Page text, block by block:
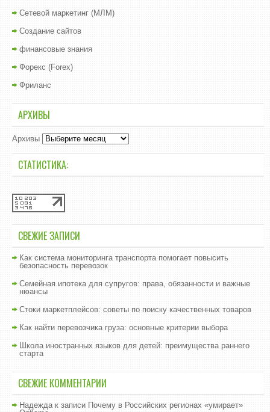
Сетевой маркетинг (МЛМ)
Создание сайтов
финансовые знания
Форекс (Forex)
Фриланс
АРХИВЫ
Архивы
СТАТИСТИКА:
СВЕЖИЕ ЗАПИСИ
Как система мониторинга транспорта помогает повысить
безопасность перевозок
Семейная ипотека для супругов: права, обязанности и важные
нюансы
Стоки маркетплейсов: советы по поиску качественных товаров
Как найти перевозчика груза: основные критерии выбора
Школа иностранных языков для детей: преимущества раннего
старта
СВЕЖИЕ КОММЕНТАРИИ
Надеждак записи Почему в Российских регионах «умирает»